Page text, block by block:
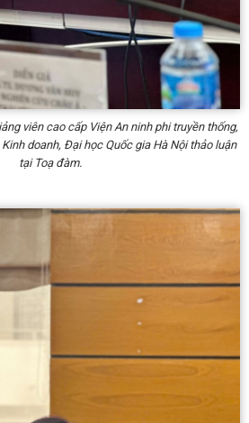
viên cao cấp Viện An ninh phi truyền thống,
doanh, Đại học Quốc gia Hà Nội thảo luận
tại Toạ đàm.